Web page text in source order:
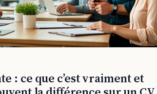
: ce que c’est vraiment et